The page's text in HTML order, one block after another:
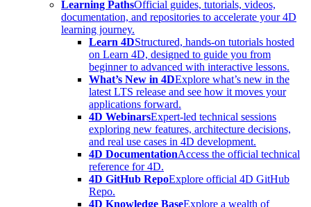
Learning PathsOfficial guides, tutorials, videos,
documentation, and repositories to accelerate your 4D
learning journey.
Learn 4DStructured, hands-on tutorials hosted
on Learn 4D, designed to guide you from
beginner to advanced with interactive lessons.
What’s New in 4DExplore what’s new in the
latest LTS release and see how it moves your
applications forward.
4D WebinarsExpert-led technical sessions
exploring new features, architecture decisions,
and real use cases in 4D development.
4D DocumentationAccess the official technical
reference for 4D.
4D GitHub RepoExplore official 4D GitHub
Repo.
4D Knowledge BaseExplore a wealth of